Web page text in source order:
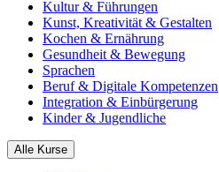
Kultur & Führungen
Kunst, Kreativität & Gestalten
Kochen & Ernährung
Gesundheit & Bewegung
Sprachen
Beruf & Digitale Kompetenzen
Integration & Einbürgerung
Kinder & Jugendliche
Alle Kurse